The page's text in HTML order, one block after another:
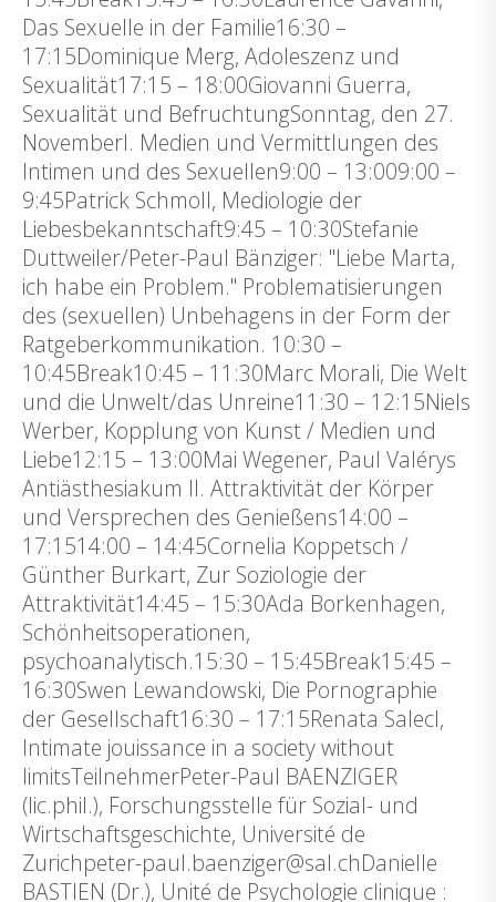
Das Sexuelle in der Familie16:30 –
17:15Dominique Merg, Adoleszenz und
Sexualität17:15 – 18:00Giovanni Guerra,
Sexualität und BefruchtungSonntag, den 27.
NovemberI. Medien und Vermittlungen des
Intimen und des Sexuellen9:00 – 13:009:00 –
9:45Patrick Schmoll, Mediologie der
Liebesbekanntschaft9:45 – 10:30Stefanie
Duttweiler/Peter-Paul Bänziger: "Liebe Marta,
ich habe ein Problem." Problematisierungen
des (sexuellen) Unbehagens in der Form der
Ratgeberkommunikation. 10:30 –
10:45Break10:45 – 11:30Marc Morali, Die Welt
und die Unwelt/das Unreine11:30 – 12:15Niels
Werber, Kopplung von Kunst / Medien und
Liebe12:15 – 13:00Mai Wegener, Paul Valérys
Antiästhesiakum II. Attraktivität der Körper
und Versprechen des Genießens14:00 –
17:1514:00 – 14:45Cornelia Koppetsch /
Günther Burkart, Zur Soziologie der
Attraktivität14:45 – 15:30Ada Borkenhagen,
Schönheitsoperationen,
psychoanalytisch.15:30 – 15:45Break15:45 –
16:30Swen Lewandowski, Die Pornographie
der Gesellschaft16:30 – 17:15Renata Salecl,
Intimate jouissance in a society without
limitsTeilnehmerPeter-Paul BAENZIGER
(lic.phil.), Forschungsstelle für Sozial- und
Wirtschaftsgeschichte, Université de
Zurichpeter-paul.baenziger@sal.chDanielle
BASTIEN (Dr.), Unité de Psychologie clinique :